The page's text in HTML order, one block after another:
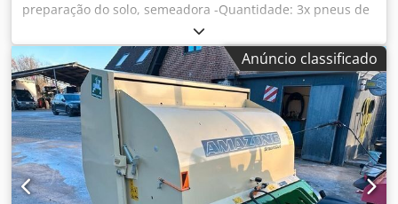
preparação do solo, semeadora -Quantidade: 3x pneus de
uma semeadora Amazone -Dimensão do pneu -Cubo: Ø 40
mm -Dimensões: Ø 750 -Preço total: para 3 pneus Dodpsb
A E Ufefx Aagswa -Peso: 51 kg/unidadeAnúncio classificado